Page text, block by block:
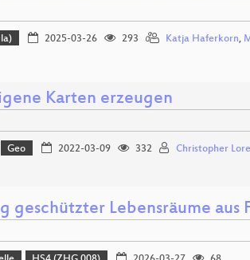
2025-03-26 293 Katja Haferkorn,
Karten erzeugen
Geo 2022-03-09 332 Christopher
geschützter Lebensräume